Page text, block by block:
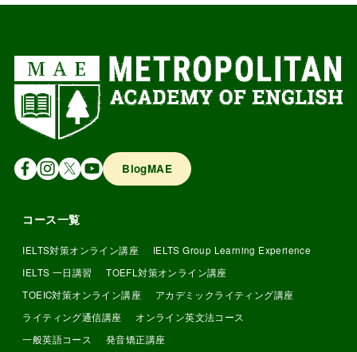
BlogMAE
コース一覧
IELTS対策オンライン講座
IELTS Group Learning Experience
IELTS 一日講習
TOEFL対策オンライン講座
TOEIC対策オンライン講座
アカデミックライティング講座
ライティング通信講座
オンライン英文法コース
一般英語コース
発音矯正講座